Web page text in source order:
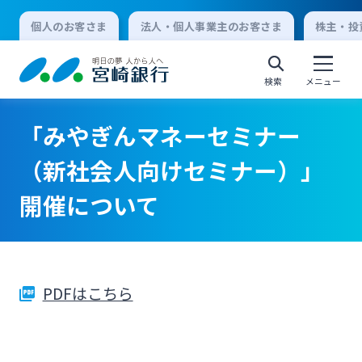
個人のお客さま 法人・個人事業主のお客さま 株主・
検索 メニュー
個人向けインターネットバンキング
ログオン
「みやぎんマネーセミナー
（新社会人向けセミナー）」
開催について
PDFはこちら